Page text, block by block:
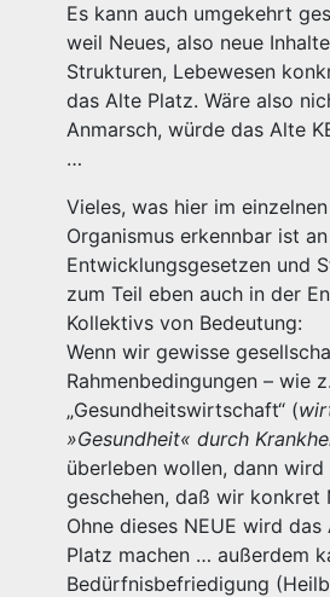
Es kann auch umgekehrt
weil Neues, also neue
Strukturen, Lebewesen
das Alte Platz. Wäre also
Anmarsch, würde das Alte
…
Vieles, was hier im
Organismus erkennbar ist an
Entwicklungsgesetzen und
zum Teil eben auch in der
Kollektivs von Bedeutung:
Wenn wir gewisse
Rahmenbedingungen – wie
„Gesundheitswirtschaft“ (
»Gesundheit« durch
überleben wollen, dann
geschehen, daß wir konkret
Ohne dieses NEUE wird das
Platz machen … außerdem
Bedürfnisbefriedigung